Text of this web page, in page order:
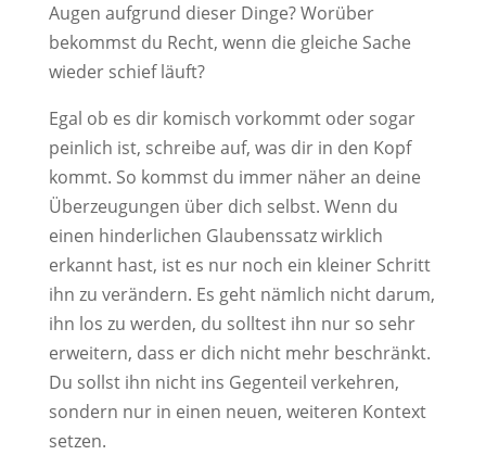
Augen aufgrund dieser Dinge? Worüber
bekommst du Recht, wenn die gleiche Sache
wieder schief läuft?
Egal ob es dir komisch vorkommt oder sogar
peinlich ist, schreibe auf, was dir in den Kopf
kommt. So kommst du immer näher an deine
Überzeugungen über dich selbst. Wenn du
einen hinderlichen Glaubenssatz wirklich
erkannt hast, ist es nur noch ein kleiner Schritt
ihn zu verändern. Es geht nämlich nicht darum,
ihn los zu werden, du solltest ihn nur so sehr
erweitern, dass er dich nicht mehr beschränkt.
Du sollst ihn nicht ins Gegenteil verkehren,
sondern nur in einen neuen, weiteren Kontext
setzen.